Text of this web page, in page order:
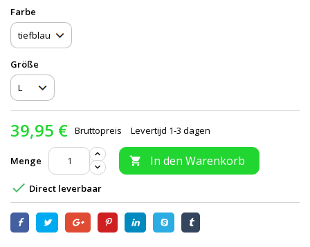
Farbe
Größe
39,95 € Bruttopreis Levertijd 1-3 dagen
Menge  In den Warenkorb
 Direct leverbaar